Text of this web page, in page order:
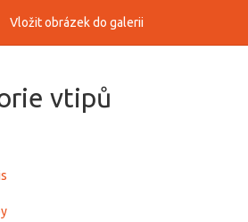
Vložit obrázek do galerii
vtipů